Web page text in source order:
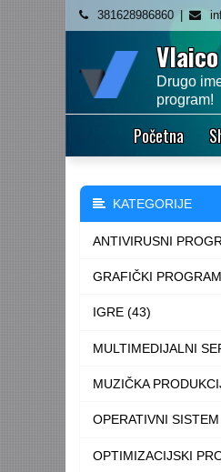
Skip
content
381628986860
Drugo
program!
Početna
KATEGORIJE
ANTIVIRUSNI
GRAFIČKI
IGRE (43)
MULTIMEDIJALNI
MUZIČKA
OPERATIVNI
OPTIMIZACIJSKI